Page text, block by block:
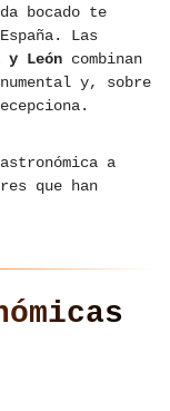
bocado te
Las
y León combinan
y, sobre
a
que han